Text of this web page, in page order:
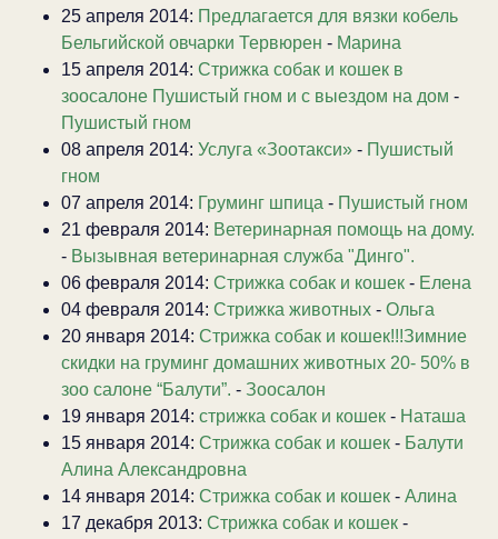
25 апреля 2014: Предлагается для вязки кобель
Бельгийской овчарки Тервюрен - Марина
15 апреля 2014: Стрижка собак и кошек в
зоосалоне Пушистый гном и с выездом на дом -
Пушистый гном
08 апреля 2014: Услуга «Зоотакси» - Пушистый
гном
07 апреля 2014: Груминг шпица - Пушистый гном
21 февраля 2014: Ветеринарная помощь на дому.
- Вызывная ветеринарная служба "Динго".
06 февраля 2014: Стрижка собак и кошек - Елена
04 февраля 2014: Стрижка животных - Ольга
20 января 2014: Стрижка собак и кошек!!!Зимние
скидки на груминг домашних животных 20- 50% в
зоо салоне “Балути”. - Зоосалон
19 января 2014: стрижка собак и кошек - Наташа
15 января 2014: Стрижка собак и кошек - Балути
Алина Александровна
14 января 2014: Стрижка собак и кошек - Алина
17 декабря 2013: Стрижка собак и кошек -